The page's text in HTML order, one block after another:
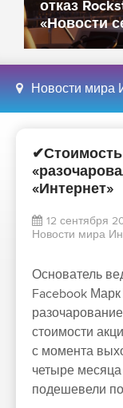
отказ
«Новости
Новости мира
✔Стоимость
«Интернет»
12 сентября
Новости мира
Основатель
Facebook Марк
стоимости
с момента
четыре
подешевели